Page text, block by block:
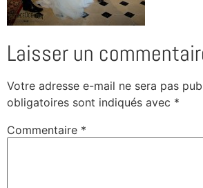
Laisser un
Votre adresse e-mail ne sera pas
obligatoires sont indiqués avec *
Commentaire *